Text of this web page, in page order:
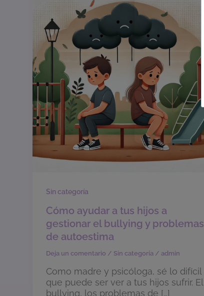
Sin categoría
Cómo ayudar a tus hijos a
gestionar el bullying y problemas
de autoestima
Deja un comentario / Sin categoría/ admin
Como madre y psicóloga, sé lo difícil
que puede ser ver a tus hijos sufrir. El
bullying, los problemas de […]